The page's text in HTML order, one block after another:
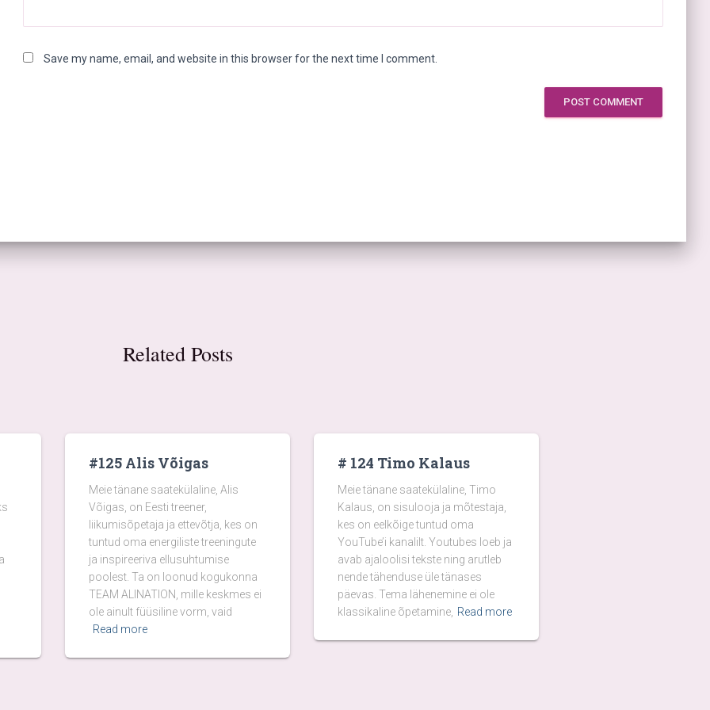
Save my name, email, and website in this browser for the next time I comment.
Related Posts
#125 Alis Võigas
Meie tänane saatekülaline, Alis
Võigas, on Eesti treener,
liikumisõpetaja ja ettevõtja, kes on
tuntud oma energiliste treeningute
ja inspireeriva ellusuhtumise
poolest. Ta on loonud kogukonna
TEAM ALINATION, mille keskmes ei
ole ainult füüsiline vorm, vaid
Read more
# 124 Timo Kalaus
Meie tänane saatekülaline, Timo
Kalaus, on sisulooja ja mõtestaja,
kes on eelkõige tuntud oma
YouTube’i kanalilt. Youtubes loeb ja
avab ajaloolisi tekste ning arutleb
nende tähenduse üle tänases
päevas. Tema lähenemine ei ole
klassikaline õpetamine, Read more